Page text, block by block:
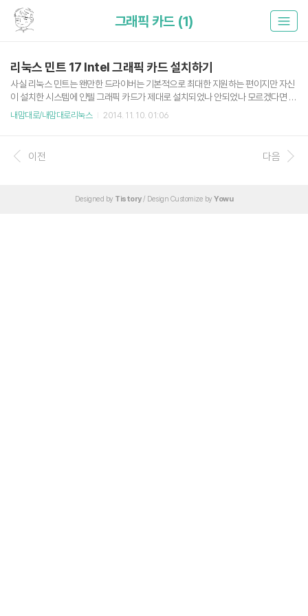
그래픽 카드 (1)
리눅스 민트 17 Intel 그래픽 카드 설치하기
사실 리눅스 민트는 왠만한 드라이버는 기본적으로 최대한 지원하는 편이지만 자신
이 설치한 시스템에 인텔 그래픽 카드가 제대로 설치되었나 안되었나 모르겠다면 우
선 인텔에서 리눅스 사용자들에게 제공하는 그래픽카드 인스톨러를 사용해 보는 것
기 때문에 우분투 버전을 받으면 된다. (*.deb) 해당 패키지를 설치하고 실행하면 아
래와 같은 화면이 나타난다. 그리고 그래픽 카드를 설치하려고 하면 Distribution n
내맘대로/내맘대로리눅스 2014. 11. 10. 01:06
이전 다음
Designed by Tistory/ Design Customize by Yowu